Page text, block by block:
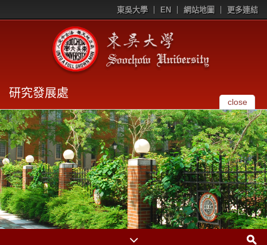
東吳大學 EN 網站地圖 更多連結
研究發展處
close